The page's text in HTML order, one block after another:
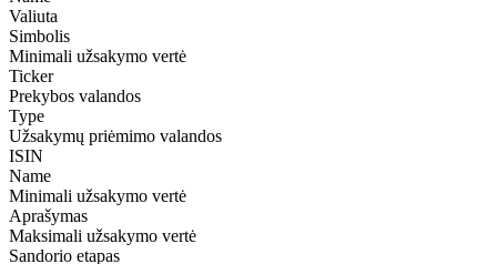
Valiuta
Simbolis
Minimali užsakymo vertė
Ticker
Prekybos valandos
Type
Užsakymų priėmimo valandos
ISIN
Name
Minimali užsakymo vertė
Aprašymas
Maksimali užsakymo vertė
Sandorio etapas